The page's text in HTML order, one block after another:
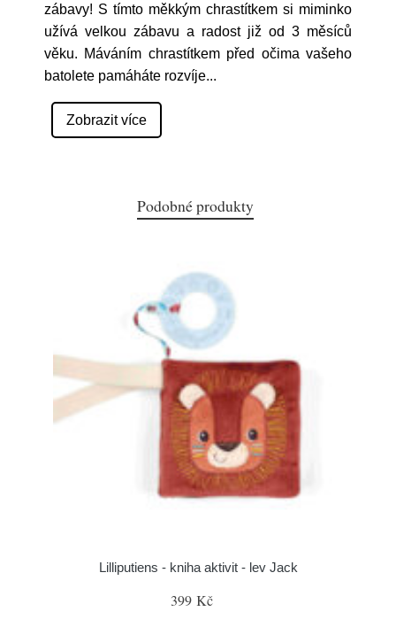
zábavy! S tímto měkkým chrastítkem si miminko
užívá velkou zábavu a radost již od 3 měsíců
věku. Máváním chrastítkem před očima vašeho
batolete pamáháte rozvíje...
Zobrazit více
Podobné produkty
Lilliputiens - kniha aktivit - lev Jack
399 Kč